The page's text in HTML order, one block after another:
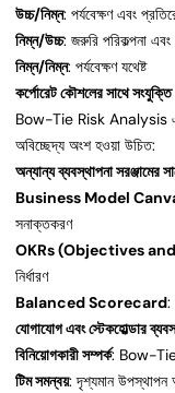
উচ্চ/নিম্ন: পর্যবেক্ষণ এবং
নিম্ন/উচ্চ: জরুরি পরিকল্পনা
নিম্ন/নিম্ন: পর্যবেক্ষণ যথেষ্ট
কর্পোরেট কৌশলের সাথে সংযুক্তি
Bow-Tie Risk Analysis
অবিচ্ছেদ্য অংশ হওয়া উচিত:
অন্যান্য ব্যবস্থাপনা সরঞ্জামের
Business Model
সনাক্তকরণ
OKRs (Objectives
নির্ধারণ
Balanced Scorecard:
যোগাযোগ এবং স্টেকহোল্ডার
বিনিয়োগকারী সম্পর্ক: Bow-Tie
টিম সমন্বয়: দৃশ্যমান উপস্থাপন